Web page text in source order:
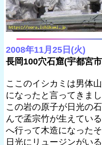
2008年11月25日(火)
長岡100穴石窟(宇都宮
ここのイシカミは男体
になったと言ってきまし
この岩の原子が日光の
んで孟宗竹が生えてい
へ行って木造になったそ
日光にリュージンがい